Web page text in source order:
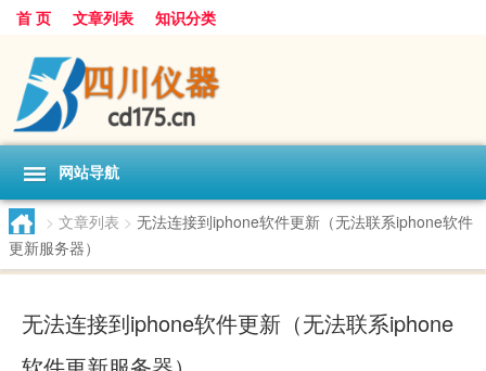
首 页 文章列表 知识分类
网站导航
> 文章列表 > 无法连接到iphone软件更新（无法联系iphone软件
更新服务器）
无法连接到iphone软件更新（无法联系iphone